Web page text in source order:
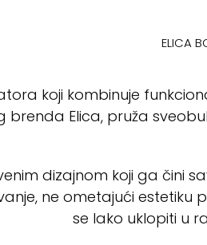
ELICA
koji kombinuje
Elica, pruža
dizajnom koji ga
ne ometajući estetiku
se lako uklopiti u